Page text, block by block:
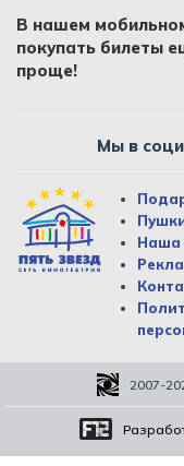
В нашем
покупать билеты
проще!
Мы в
Наша
2007-